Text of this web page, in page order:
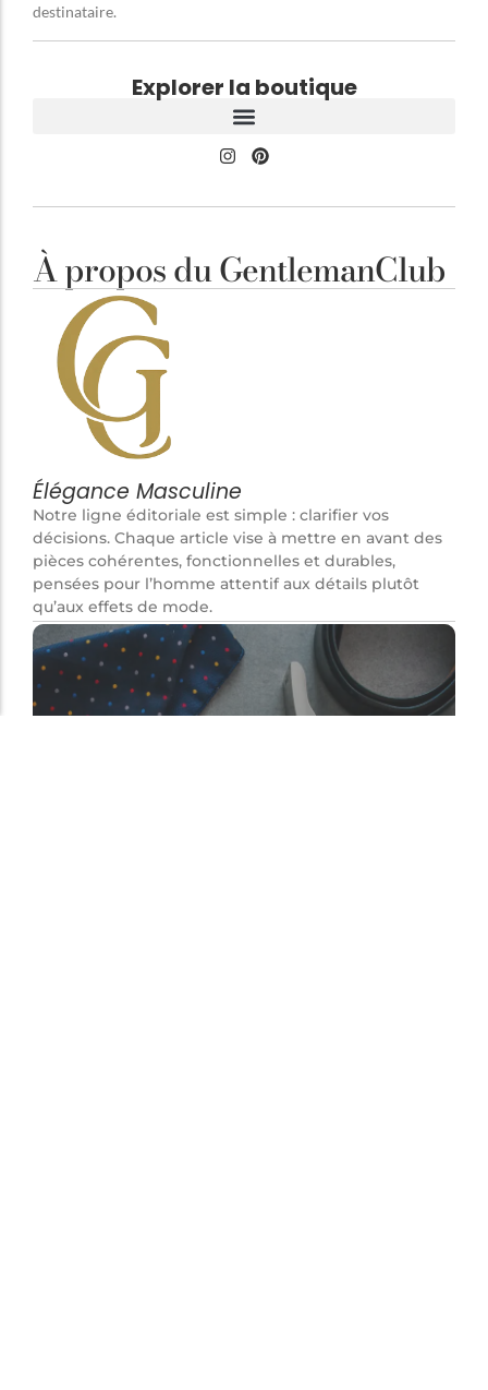
destinataire.
Explorer la boutique
À propos du GentlemanClub
Élégance Masculine
Notre ligne éditoriale est simple : clarifier vos
décisions. Chaque article vise à mettre en avant des
pièces cohérentes, fonctionnelles et durables,
pensées pour l’homme attentif aux détails plutôt
qu’aux effets de mode.